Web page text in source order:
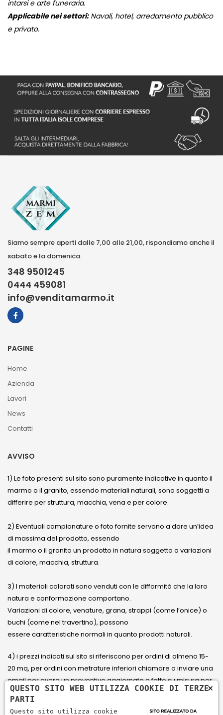
intarsi e arte funeraria.
Applicabile nei settori:Navali, hotel, arredamento pubblico
e privato.
Siamo sempre aperti dalle 7,00 alle 21,00, rispondiamo anche il
sabato e la domenica.
348 9501245
0444 459081
info@venditamarmo.it
PAGINE
Home
Azienda
Lavori
News
Contatti
AVVISO
1) Le foto presenti sul sito sono puramente indicative in quanto il
marmo o il granito, essendo materiali naturali, sono soggetti a
differire per struttura, macchia, vena e per colore.
2) Eventuali campionature o foto fornite servono a dare un’idea
di massima del prodotto, essendo
il marmo o il granito un prodotto in natura soggetto a variazioni
di colore, macchia, struttura.
3) I materiali colorati sono venduti con le difformità che la loro
natura e conformazione comportano.
Variazioni di colore, venature, grana, strappi (come l’onice) o
buchi (come nel travertino), possono
essere caratteristiche normali in quanto prodotti naturali.
4) i prezzi indicati sul sito si riferiscono per ordini di almeno 15-
20 mq, per ordini con metrature inferiori chiamare o inviare una
email per avere un preventivo aggiornato e fatto su misura per
il cliente.
×
QUESTO SITO WEB UTILIZZA COOKIE DI TERZE
PARTI
Questo sito utilizza cookie